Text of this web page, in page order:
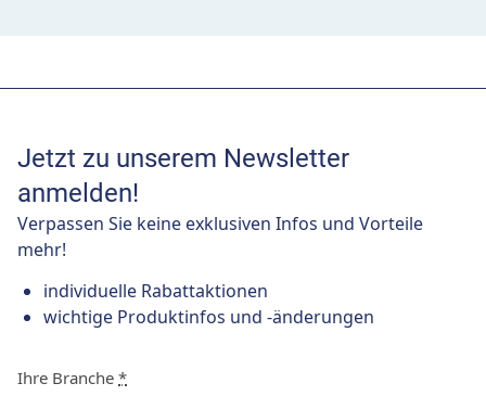
Jetzt zu unserem Newsletter
anmelden!
Verpassen Sie keine exklusiven Infos und Vorteile
mehr!
individuelle Rabattaktionen
wichtige Produktinfos und -änderungen
Ihre Branche *